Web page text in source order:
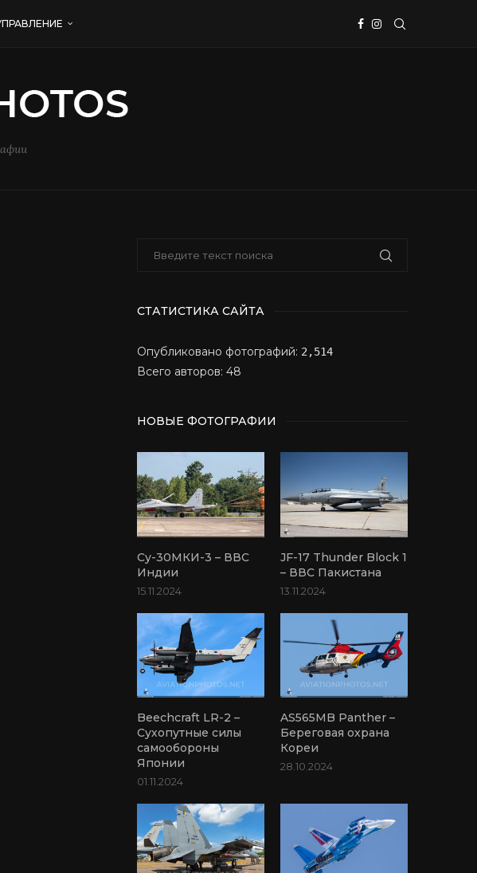
СТАТИСТИКА САЙТА
Опубликовано фотографий: 2,514
Всего авторов: 48
НОВЫЕ ФОТОГРАФИИ
Су-30МКИ-3 – ВВС
Индии
15.11.2024
JF-17 Thunder Block 1
– ВВС Пакистана
13.11.2024
Beechcraft LR-2 –
Сухопутные силы
самообороны
Японии
01.11.2024
AS565MB Panther –
Береговая охрана
Кореи
28.10.2024